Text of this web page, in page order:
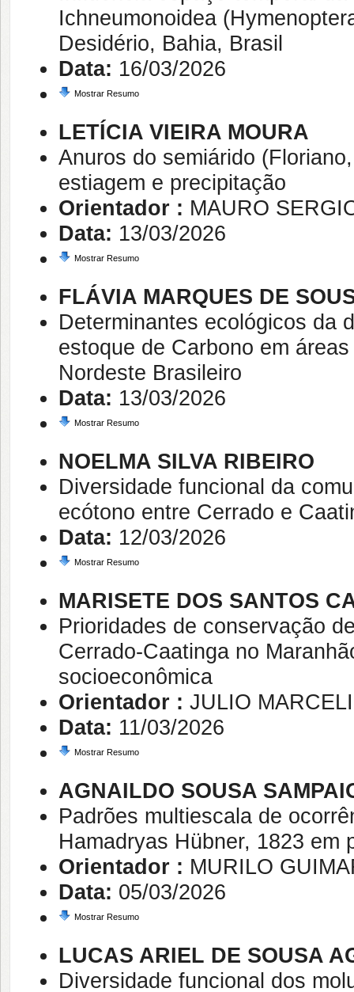
Ichneumonoidea
Desidério, Bahia, Brasil
Data: 16/03/2026
Mostrar Resumo
LETÍCIA VIEIRA MOURA
Anuros do semiárido
estiagem e precipitação
Orientador : MAURO
Data: 13/03/2026
Mostrar Resumo
FLÁVIA MARQUES DE
Determinantes ecológicos da
estoque de Carbono em
Nordeste Brasileiro
Data: 13/03/2026
Mostrar Resumo
NOELMA SILVA RIBEIRO
Diversidade funcional da
ecótono entre Cerrado e
Data: 12/03/2026
Mostrar Resumo
MARISETE DOS SANTOS
Prioridades de conservação
Cerrado-Caatinga no
socioeconômica
Orientador : JULIO
Data: 11/03/2026
Mostrar Resumo
AGNAILDO SOUSA
Padrões multiescala de
Hamadryas Hübner, 1823 em
Orientador : MURILO
Data: 05/03/2026
Mostrar Resumo
LUCAS ARIEL DE SOUSA
Diversidade funcional dos